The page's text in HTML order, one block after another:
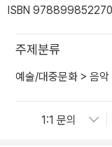
ISBN
주제분류
예술/대중문화 > 음악